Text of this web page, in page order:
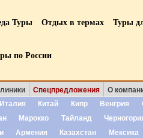
Туры Отдых в термах Туры
по России
Спецпредложения О
Италия Китай Кипр Венгрия
Марокко Тайланд
Армения Казахстан Мексика